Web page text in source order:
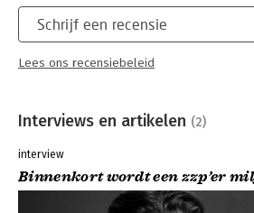
Schrijf een recensie
Lees ons recensiebeleid
Interviews en artikelen (2)
interview
Binnenkort wordt een zzp’er